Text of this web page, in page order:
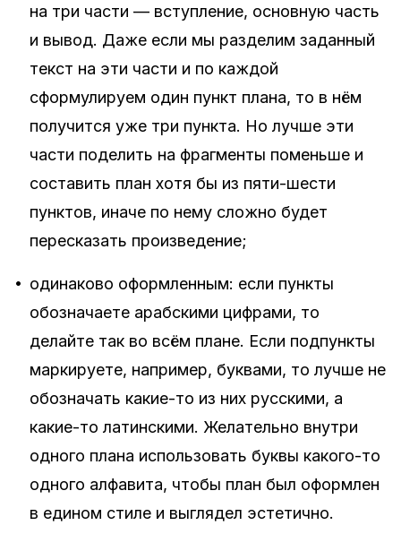
на три части — вступление, основную часть
и вывод. Даже если мы разделим заданный
текст на эти части и по каждой
сформулируем один пункт плана, то в нём
получится уже три пункта. Но лучше эти
части поделить на фрагменты поменьше и
составить план хотя бы из пяти-шести
пунктов, иначе по нему сложно будет
пересказать произведение;
• одинаково оформленным: если пункты
обозначаете арабскими цифрами, то
делайте так во всём плане. Если подпункты
маркируете, например, буквами, то лучше не
обозначать какие-то из них русскими, а
какие-то латинскими. Желательно внутри
одного плана использовать буквы какого-то
одного алфавита, чтобы план был оформлен
в едином стиле и выглядел эстетично.